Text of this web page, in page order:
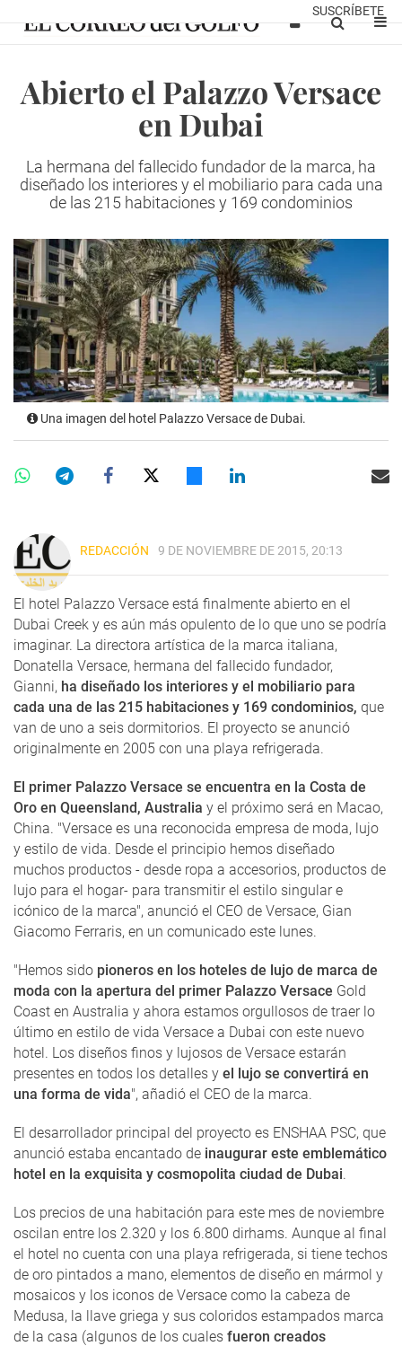
SUSCRÍBETE
Abierto el Palazzo Versace
en Dubai
La hermana del fallecido fundador de la marca, ha
diseñado los interiores y el mobiliario para cada una
de las 215 habitaciones y 169 condominios
Una imagen del hotel Palazzo Versace de Dubai.
REDACCIÓN 9 DE NOVIEMBRE DE 2015, 20:13
El hotel Palazzo Versace está finalmente abierto en el
Dubai Creek y es aún más opulento de lo que uno se podría
imaginar. La directora artística de la marca italiana,
Donatella Versace, hermana del fallecido fundador,
Gianni, ha diseñado los interiores y el mobiliario para
cada una de las 215 habitaciones y 169 condominios, que
van de uno a seis dormitorios. El proyecto se anunció
originalmente en 2005 con una playa refrigerada.
El primer Palazzo Versace se encuentra en la Costa de
Oro en Queensland, Australia y el próximo será en Macao,
China. "Versace es una reconocida empresa de moda, lujo
y estilo de vida. Desde el principio hemos diseñado
muchos productos - desde ropa a accesorios, productos de
lujo para el hogar- para transmitir el estilo singular e
icónico de la marca", anunció el CEO de Versace, Gian
Giacomo Ferraris, en un comunicado este lunes.
"Hemos sido pioneros en los hoteles de lujo de marca de
moda con la apertura del primer Palazzo Versace Gold
Coast en Australia y ahora estamos orgullosos de traer lo
último en estilo de vida Versace a Dubai con este nuevo
hotel. Los diseños finos y lujosos de Versace estarán
presentes en todos los detalles y el lujo se convertirá en
una forma de vida", añadió el CEO de la marca.
El desarrollador principal del proyecto es ENSHAA PSC, que
anunció estaba encantado de inaugurar este emblemático
hotel en la exquisita y cosmopolita ciudad de Dubai.
Los precios de una habitación para este mes de noviembre
oscilan entre los 2.320 y los 6.800 dirhams. Aunque al final
el hotel no cuenta con una playa refrigerada, si tiene techos
de oro pintados a mano, elementos de diseño en mármol y
mosaicos y los iconos de Versace como la cabeza de
Medusa, la llave griega y sus coloridos estampados marca
de la casa (algunos de los cuales fueron creados